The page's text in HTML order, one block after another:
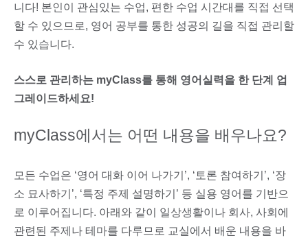
니다! 본인이 관심있는 수업, 편한 수업 시간대를 직접 선택
할 수 있으므로, 영어 공부를 통한 성공의 길을 직접 관리할
수 있습니다.
스스로 관리하는 myClass를 통해 영어실력을 한 단계 업
그레이드하세요!
myClass에서는 어떤 내용을 배우나요?
모든 수업은 ‘영어 대화 이어 나가기’, ‘토론 참여하기’, ‘장
소 묘사하기’, ‘특정 주제 설명하기’ 등 실용 영어를 기반으
로 이루어집니다. 아래와 같이 일상생활이나 회사, 사회에
관련된 주제나 테마를 다루므로 교실에서 배운 내용을 바